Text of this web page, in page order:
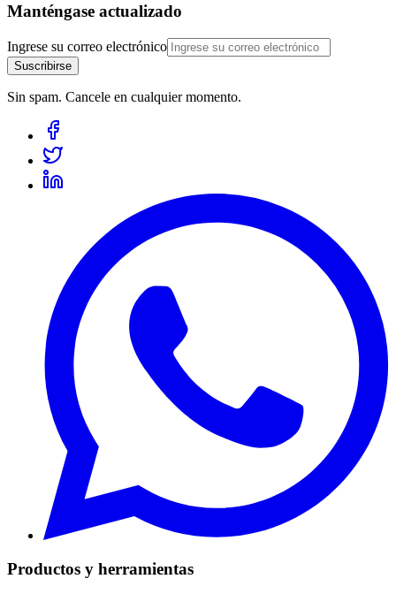
Manténgase actualizado
Ingrese su correo electrónico
Suscribirse
Sin spam. Cancele en cualquier momento.
Productos y herramientas